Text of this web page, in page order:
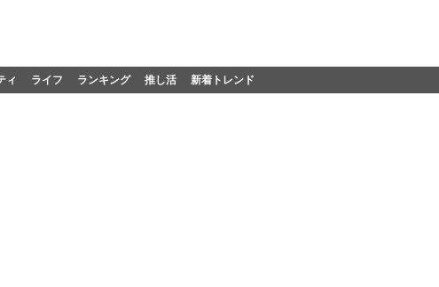
ィ ライフ ランキング 推し活 新着トレンド